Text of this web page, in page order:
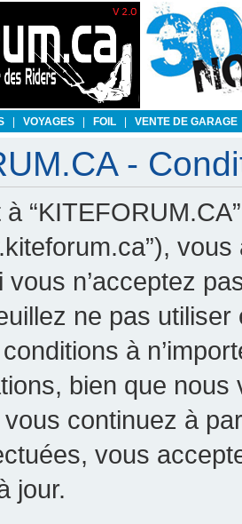
VOYAGES FOIL VENTE DE GARAGE
-
vous n’acceptez
ne pas
à
bien que
continuez à
vous
jour.